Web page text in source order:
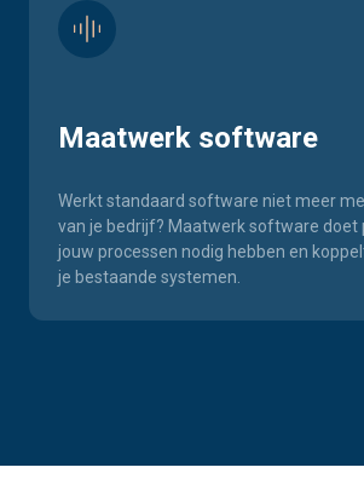
Maatwerk software
Werkt standaard software niet meer
van je bedrijf? Maatwerk software doet
jouw processen nodig hebben en
je bestaande systemen.